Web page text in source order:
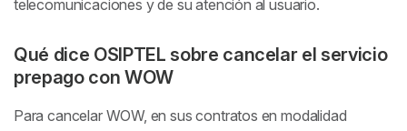
telecomunicaciones y de su atención al usuario.
Qué dice OSIPTEL sobre cancelar el servicio
prepago con WOW
Para cancelar WOW, en sus contratos en modalidad